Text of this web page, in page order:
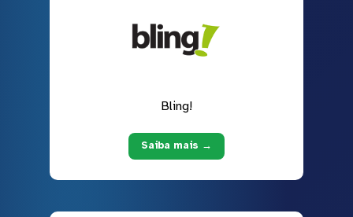
Bling!
Saiba mais →